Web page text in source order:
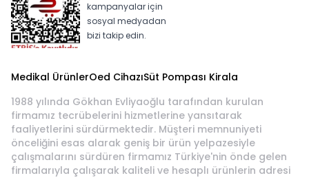
kampanyalar için
sosyal medyadan
bizi takip edin.
Medikal ÜrünlerOed CihazıSüt Pompası Kirala
1988 yılında Gökhan Evliyaoğlu tarafından kurulan
firmamız tecrübelerini hizmetlerine yansıtarak
faaliyetlerini sürdürmektedir. Müşteri memnuniyeti
önceliğini esas alarak geniş bir ürün yelpazesiyle
çalışmalarını sürdüren firmamız Türkiye'nin önde gelen
firmalarıyla çalışarak kaliteli ve hesaplı ürünlerin adresi